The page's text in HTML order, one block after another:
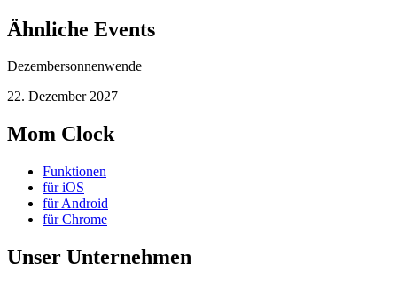
Ähnliche Events
Dezembersonnenwende
22. Dezember 2027
Mom Clock
Funktionen
für iOS
für Android
für Chrome
Unser Unternehmen